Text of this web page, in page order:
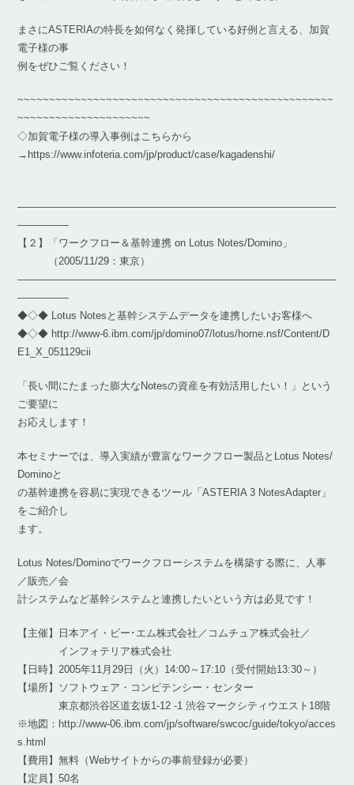
まさにASTERIAの特長を如何なく発揮している好例と言える、加賀
電子様の事
例をぜひご覧ください！
~~~~~~~~~~~~~~~~~~~~~~~~~~~~~~~~~~~~~~~~~~~~~~~~~~
~~~~~~~~~~~~~~~~~~~~~
◇加賀電子様の導入事例はこちらから
→https://www.infoteria.com/jp/product/case/kagadenshi/
―――――――――――――――――――――――――――――――
―――――
【２】「ワークフロー＆基幹連携 on Lotus Notes/Domino」
（2005/11/29：東京）
―――――――――――――――――――――――――――――――
―――――
◆◇◆ Lotus Notesと基幹システムデータを連携したいお客様へ
◆◇◆ http://www-6.ibm.com/jp/domino07/lotus/home.nsf/Content/D
E1_X_051129cii
「長い間にたまった膨大なNotesの資産を有効活用したい！」という
ご要望に
お応えします！
本セミナーでは、導入実績が豊富なワークフロー製品とLotus Notes/
Dominoと
の基幹連携を容易に実現できるツール「ASTERIA 3 NotesAdapter」
をご紹介し
ます。
Lotus Notes/Dominoでワークフローシステムを構築する際に、人事
／販売／会
計システムなど基幹システムと連携したいという方は必見です！
【主催】日本アイ・ビー･エム株式会社／コムチュア株式会社／
インフォテリア株式会社
【日時】2005年11月29日（火）14:00～17:10（受付開始13:30～）
【場所】ソフトウェア・コンピテンシー・センター
東京都渋谷区道玄坂1-12 -1 渋谷マークシティウエスト18階
※地図：http://www-06.ibm.com/jp/software/swcoc/guide/tokyo/acces
s.html
【費用】無料（Webサイトからの事前登録が必要）
【定員】50名